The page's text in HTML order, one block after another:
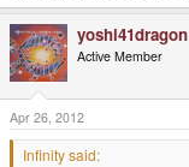
yoshi41dragon
Active Member
Apr 26, 2012
Infinity said: